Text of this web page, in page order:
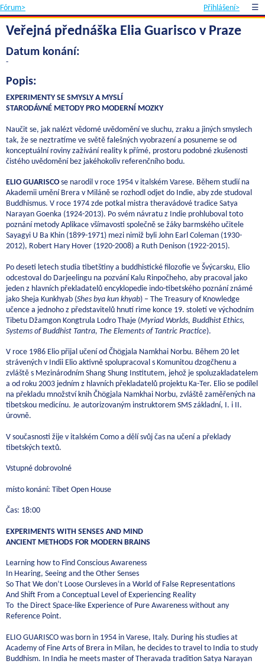
Fórum> Přihlášení> ☰
Veřejná přednáška Elia Guarisco v Praze
Datum konání:
-
Popis:
EXPERIMENTY SE SMYSLY A MYSLÍ
STARODÁVNÉ METODY PRO MODERNÍ MOZKY
Naučit se, jak nalézt vědomé uvědomění ve sluchu, zraku a jiných smyslech
tak, že se neztratíme ve světě falešných vyobrazení a posuneme se od
konceptuální roviny zažívání reality k přímé, prostoru podobné zkušenosti
čistého uvědomění bez jakéhokoliv referenčního bodu.
ELIO GUARISCOse narodil v roce 1954 v italském Varese. Během studií na
Akademii umění Brera v Miláně se rozhodl odjet do Indie, aby zde studoval
Buddhismus. V roce 1974 zde potkal mistra theravádové tradice Satya
Narayan Goenka (1924-2013). Po svém návratu z Indie prohluboval toto
poznání metody Aplikace všímavosti společně se žáky barmského učitele
Sayagyi U Ba Khin (1899-1971) mezi nimiž byli John Earl Coleman (1930-
2012), Robert Hary Hover (1920-2008) a Ruth Denison (1922-2015).
Po deseti letech studia tibetštiny a buddhistické filozofie ve Švýcarsku, Elio
odcestoval do Darjeelingu na pozvání Kalu Rinpočheho, aby pracoval jako
jeden z hlavních překladatelů encyklopedie indo-tibetského poznání známé
jako Sheja Kunkhyab (Shes bya kun khyab) – The Treasury of Knowledge
učence a jednoho z představitelů hnutí rime konce 19. století ve východním
Tibetu Džamgon Kongtrula Lodro Thaje (Myriad Worlds, Buddhist Ethics,
Systems of Buddhist Tantra, The Elements of Tantric Practice).
V roce 1986 Elio přijal učení od Čhögjala Namkhai Norbu. Během 20 let
strávených v Indii Elio aktivně spolupracoval s Komunitou dzogčhenu a
zvláště s Mezinárodním Shang Shung Institutem, jehož je spoluzakladatelem
a od roku 2003 jedním z hlavních překladatelů projektu Ka-Ter. Elio se podílel
na překladu množství knih Čhögjala Namkhai Norbu, zvláště zaměřených na
tibetskou medicínu. Je autorizovaným instruktorem SMS základní, I. i II.
úrovně.
V současnosti žije v italském Como a dělí svůj čas na učení a překlady
tibetských textů.
Vstupné dobrovolné
místo konání: Tibet Open House
Čas: 18:00
EXPERIMENTS WITH SENSES AND MIND
ANCIENT METHODS FOR MODERN BRAINS
Learning how to Find Conscious Awareness
In Hearing, Seeing and the Other Senses
So That We don’t Loose Oursleves in a World of False Representations
And Shift From a Conceptual Level of Experiencing Reality
To the Direct Space-like Experience of Pure Awareness without any
Reference Point.
ELIO GUARISCO was born in 1954 in Varese, Italy. During his studies at
Academy of Fine Arts of Brera in Milan, he decides to travel to India to study
Buddhism. In India he meets master of Theravada tradition Satya Narayan